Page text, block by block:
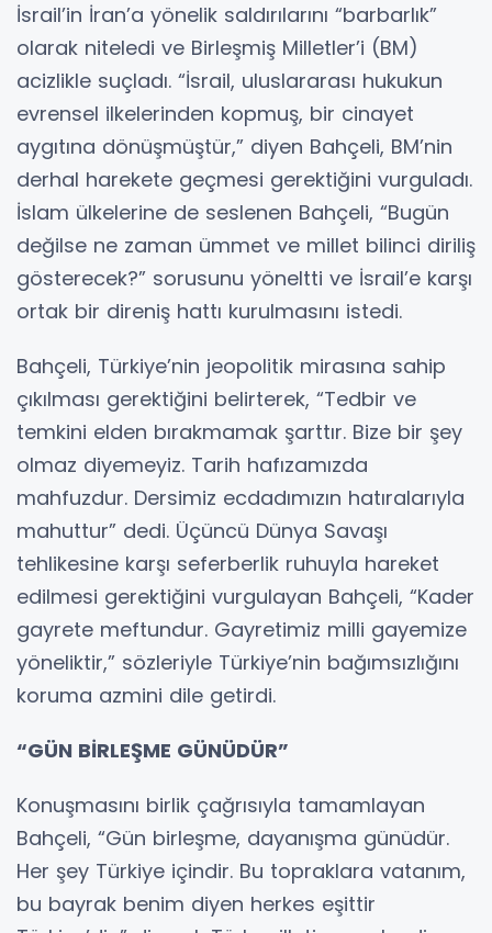
İsrail’in İran’a yönelik saldırılarını “barbarlık”
olarak niteledi ve Birleşmiş Milletler’i (BM)
acizlikle suçladı. “İsrail, uluslararası hukukun
evrensel ilkelerinden kopmuş, bir cinayet
aygıtına dönüşmüştür,” diyen Bahçeli, BM’nin
derhal harekete geçmesi gerektiğini vurguladı.
İslam ülkelerine de seslenen Bahçeli, “Bugün
değilse ne zaman ümmet ve millet bilinci diriliş
gösterecek?” sorusunu yöneltti ve İsrail’e karşı
ortak bir direniş hattı kurulmasını istedi.
Bahçeli, Türkiye’nin jeopolitik mirasına sahip
çıkılması gerektiğini belirterek, “Tedbir ve
temkini elden bırakmamak şarttır. Bize bir şey
olmaz diyemeyiz. Tarih hafızamızda
mahfuzdur. Dersimiz ecdadımızın hatıralarıyla
mahuttur” dedi. Üçüncü Dünya Savaşı
tehlikesine karşı seferberlik ruhuyla hareket
edilmesi gerektiğini vurgulayan Bahçeli, “Kader
gayrete meftundur. Gayretimiz milli gayemize
yöneliktir,” sözleriyle Türkiye’nin bağımsızlığını
koruma azmini dile getirdi.
“GÜN BİRLEŞME GÜNÜDÜR”
Konuşmasını birlik çağrısıyla tamamlayan
Bahçeli, “Gün birleşme, dayanışma günüdür.
Her şey Türkiye içindir. Bu topraklara vatanım,
bu bayrak benim diyen herkes eşittir